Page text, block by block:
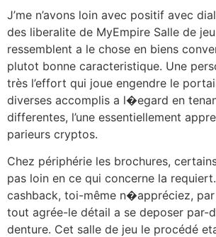
J’me n’avons loin avec positif avec
des liberalite de MyEmpire Salle de
ressemblent a le chose en biens
plutot bonne caracteristique. Une
très l’effort qui joue engendre le
diverses accomplis a l�egard en
differentes, l’une essentiellement
parieurs cryptos.
Chez périphérie les brochures,
pas loin en ce qui concerne la
cashback, toi-même n�appréciez,
tout agrée-le détail a se deposer par-
denture. Cet salle de jeu le procédé